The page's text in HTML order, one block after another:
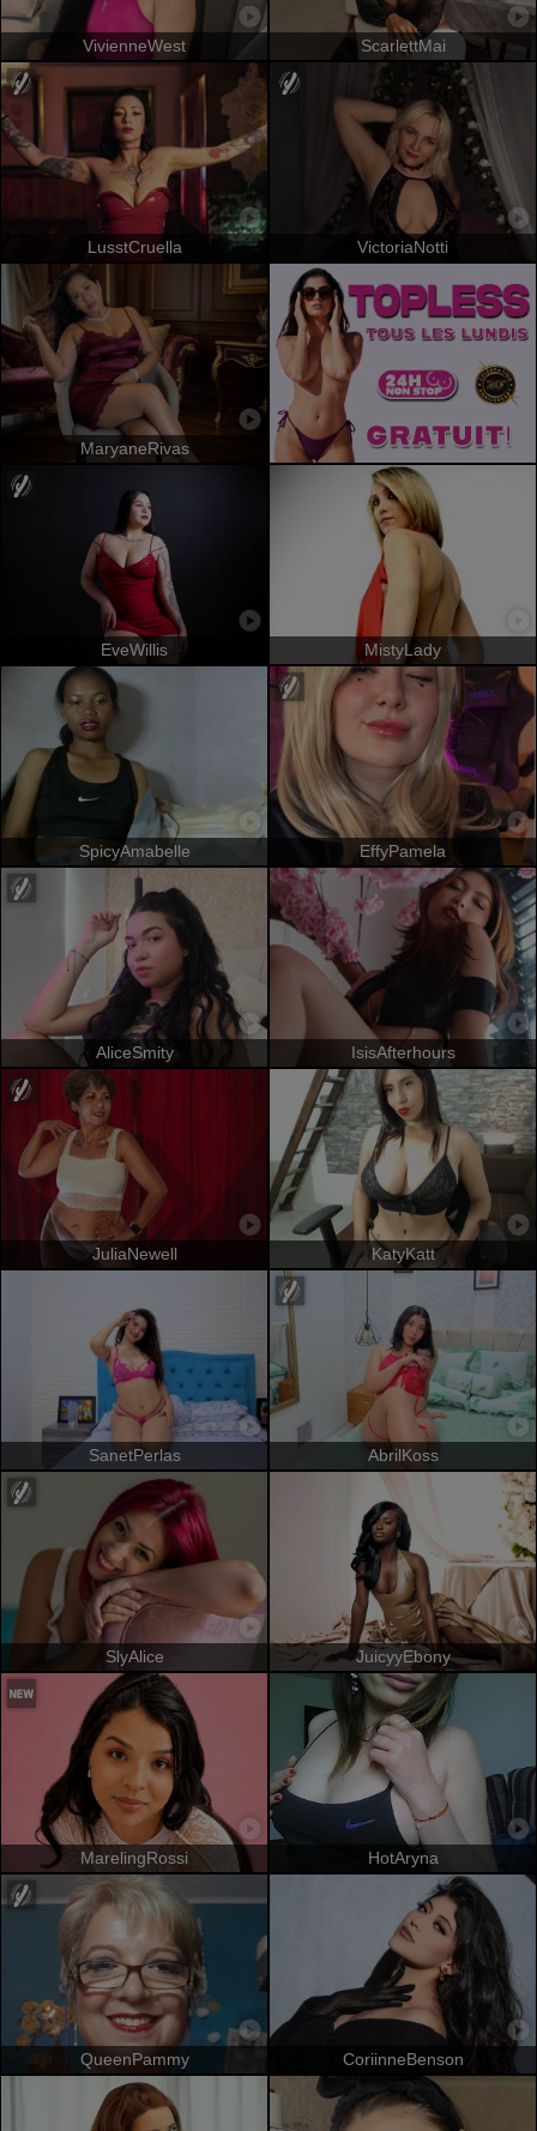
VivienneWest ScarlettMai
LusstCruella VictoriaNotti
MaryaneRivas
EveWillis MistyLady
SpicyAmabelle EffyPamela
AliceSmity IsisAfterhours
JuliaNewell KatyKatt
SanetPerlas AbrilKoss
SlyAlice JuicyyEbony
MarelingRossi HotAryna
QueenPammy CoriinneBenson